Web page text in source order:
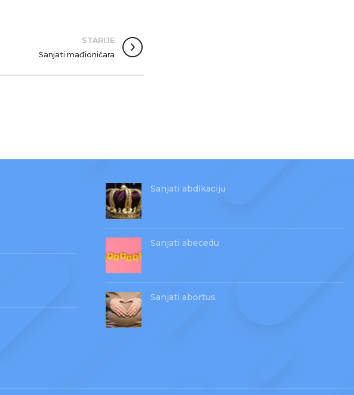
STARIJE
Sanjati mađioničara
Sanjati abdikaciju
Sanjati abecedu
Sanjati abortus